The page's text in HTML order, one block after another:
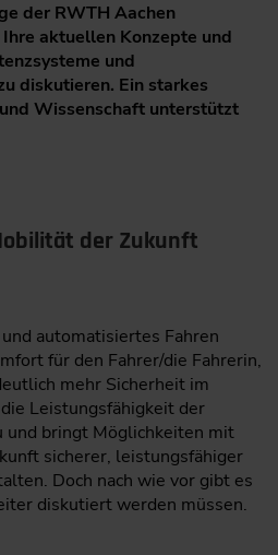
der RWTH Aachen
aktuellen Konzepte und
und
diskutieren. Ein starkes
Wissenschaft unterstützt
der Zukunft
automatisiertes Fahren
für den Fahrer/die Fahrerin,
mehr Sicherheit im
Leistungsfähigkeit der
und bringt Möglichkeiten mit
sicherer, leistungsfähiger
Doch nach wie vor gibt es
diskutiert werden müssen.